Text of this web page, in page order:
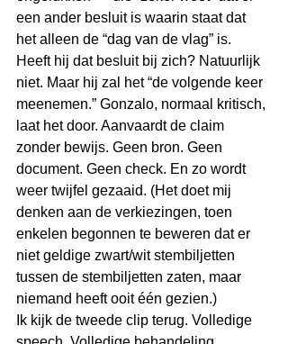
een ander besluit is waarin staat dat
het alleen de “dag van de vlag” is.
Heeft hij dat besluit bij zich? Natuurlijk
niet. Maar hij zal het “de volgende keer
meenemen.” Gonzalo, normaal kritisch,
laat het door. Aanvaardt de claim
zonder bewijs. Geen bron. Geen
document. Geen check. En zo wordt
weer twijfel gezaaid. (Het doet mij
denken aan de verkiezingen, toen
enkelen begonnen te beweren dat er
niet geldige zwart/wit stembiljetten
tussen de stembiljetten zaten, maar
niemand heeft ooit één gezien.)
Ik kijk de tweede clip terug. Volledige